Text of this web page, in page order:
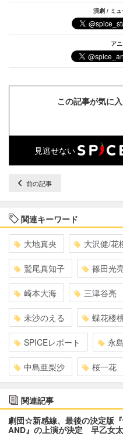
演劇 / ミ
ア
この記事が気に
見逃せない
前の記事
関連キーワード
大地真央 大沢健/花
鷲尾真知子 篠田光
崎本大海 三津谷亮
未沙のえる 蝶花楼
SPICEレポート 永
中島亜梨沙 桜一花
関連記事
劇団☆新感線、最後の決定版
AND』の上演が決定 早乙女